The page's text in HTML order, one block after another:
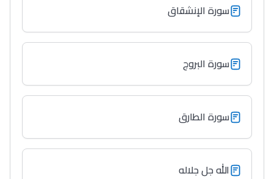
سورة الإنشقاق
سورة البروج
سورة الطارق
الله جل جلاله